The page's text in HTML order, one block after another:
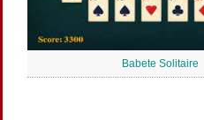
Babete Solitaire